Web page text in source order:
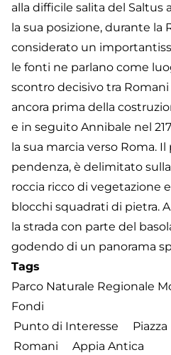
alla difficile salita del Saltus
la sua posizione, durante la
considerato un
le fonti ne parlano come
scontro decisivo tra Romani
ancora prima della
e in seguito Annibale nel
la sua marcia verso Roma.
pendenza, è delimitato
roccia ricco di vegetazione
blocchi squadrati di pietra.
la strada con parte del
godendo di un panorama
Tags
Parco Naturale Regionale
Fondi
Punto di Interesse
Piazza
Romani
Appia Antica